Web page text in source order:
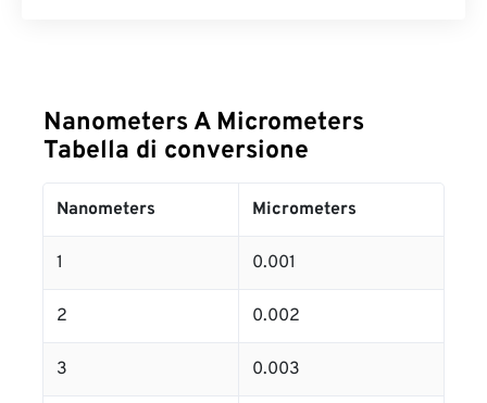
Nanometers A Micrometers
Tabella di conversione
Nanometers Micrometers
1 0.001
2 0.002
3 0.003